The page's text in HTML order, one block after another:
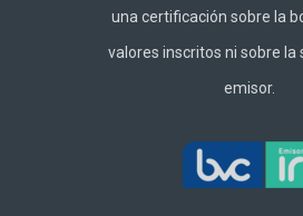
una certificación sobre la
valores inscritos ni sobre la
emisor.